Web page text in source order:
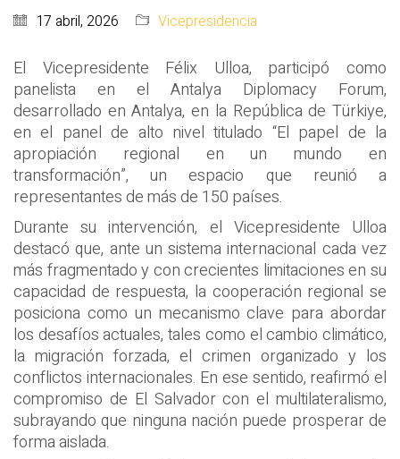
17 abril, 2026 Vicepresidencia
El Vicepresidente Félix Ulloa, participó como
panelista en el Antalya Diplomacy Forum,
desarrollado en Antalya, en la República de Türkiye,
en el panel de alto nivel titulado “El papel de la
apropiación regional en un mundo en
transformación”, un espacio que reunió a
representantes de más de 150 países.
Durante su intervención, el Vicepresidente Ulloa
destacó que, ante un sistema internacional cada vez
más fragmentado y con crecientes limitaciones en su
capacidad de respuesta, la cooperación regional se
posiciona como un mecanismo clave para abordar
los desafíos actuales, tales como el cambio climático,
la migración forzada, el crimen organizado y los
conflictos internacionales. En ese sentido, reafirmó el
compromiso de El Salvador con el multilateralismo,
subrayando que ninguna nación puede prosperar de
forma aislada.